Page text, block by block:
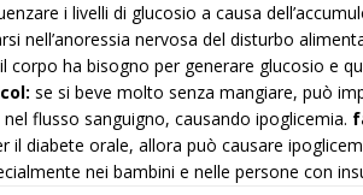
i livelli di glucosio a causa
nell’anoressia nervosa del disturbo
corpo ha bisogno per generare glucosio e
se si beve molto senza mangiare, può
flusso sanguigno, causando ipoglicemia.
il diabete orale, allora può causare
nei bambini e nelle persone con